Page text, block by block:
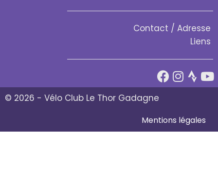
Contact / Adresse
Liens
© 2026 - Vélo Club Le Thor Gadagne
Mentions légales